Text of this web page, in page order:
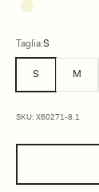
Taglia:S
S M
SKU: X60271-8.1